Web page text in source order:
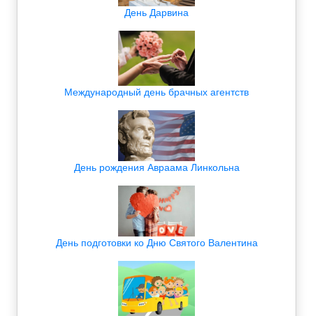
День Дарвина
Международный день брачных агентств
День рождения Авраама Линкольна
День подготовки ко Дню Святого Валентина